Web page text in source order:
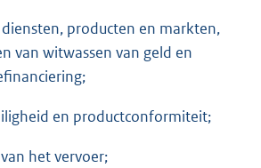
producten en markten,
van witwassen van geld en
en productconformiteit;
het vervoer;